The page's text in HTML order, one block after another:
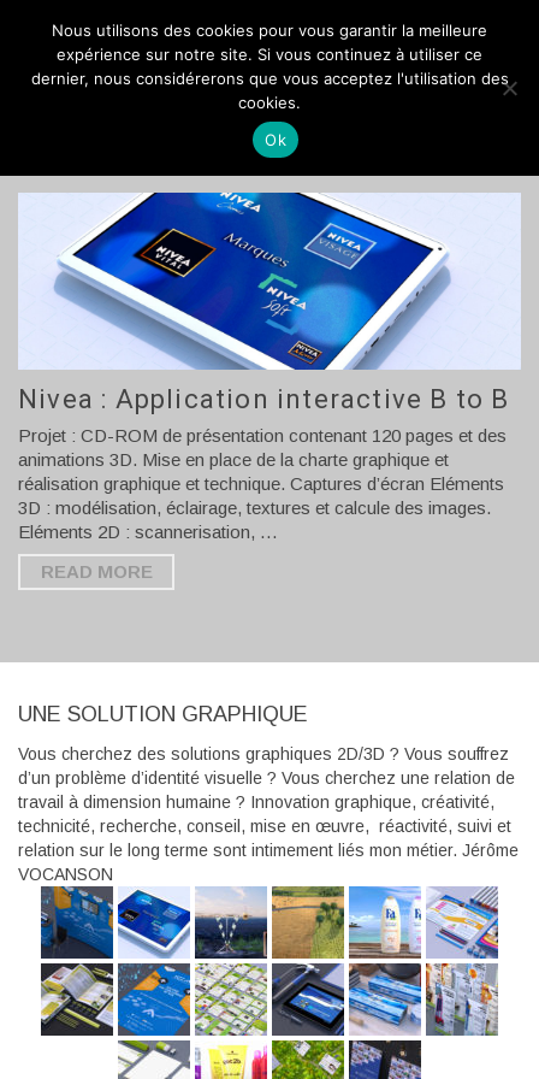
VOCANSON PROD
NIVEA
Nivea : Application interactive B to B
Projet : CD-ROM de présentation contenant 120 pages et des
animations 3D. Mise en place de la charte graphique et
réalisation graphique et technique. Captures d’écran Eléments
3D : modélisation, éclairage, textures et calcule des images.
Eléments 2D : scannerisation, …
READ MORE
UNE SOLUTION GRAPHIQUE
Vous cherchez des solutions graphiques 2D/3D ? Vous souffrez
d’un problème d’identité visuelle ? Vous cherchez une relation de
travail à dimension humaine ? Innovation graphique, créativité,
technicité, recherche, conseil, mise en œuvre, réactivité, suivi et
relation sur le long terme sont intimement liés mon métier. Jérôme
VOCANSON
Nous utilisons des cookies pour vous garantir la meilleure
expérience sur notre site. Si vous continuez à utiliser ce
dernier, nous considérerons que vous acceptez l'utilisation des
cookies.
Ok